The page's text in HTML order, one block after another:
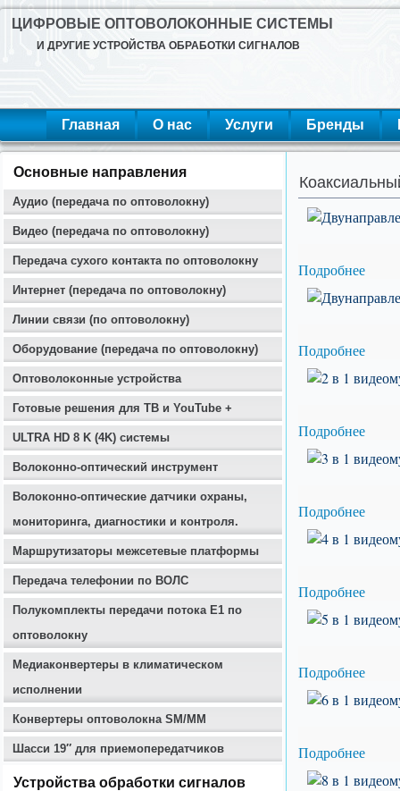
ЦИФРОВЫЕ ОПТОВОЛОКОННЫЕ СИСТЕМЫ
И ДРУГИЕ УСТРОЙСТВА ОБРАБОТКИ СИГНАЛОВ
Главная О нас Услуги Бренды
Основные направления
Аудио (передача по оптоволокну)
Видео (передача по оптоволокну)
Передача сухого контакта по оптоволокну
Интернет (передача по оптоволокну)
Линии связи (по оптоволокну)
Оборудование (передача по оптоволокну)
Оптоволоконные устройства
Готовые решения для ТВ и YouTube +
ULTRA HD 8 K (4K) системы
Волоконно-оптический инструмент
Волоконно-оптические датчики охраны,
мониторинга, диагностики и контроля.
Маршрутизаторы межсетевые платформы
Передача телефонии по ВОЛС
Полукомплекты передачи потока E1 по
оптоволокну
Медиаконвертеры в климатическом
исполнении
Конвертеры оптоволокна SM/MM
Шасси 19″ для приемопередатчиков
Устройства обработки сигналов
Подробнее
Подробнее
Подробнее
Подробнее
Подробнее
Подробнее
Подробнее